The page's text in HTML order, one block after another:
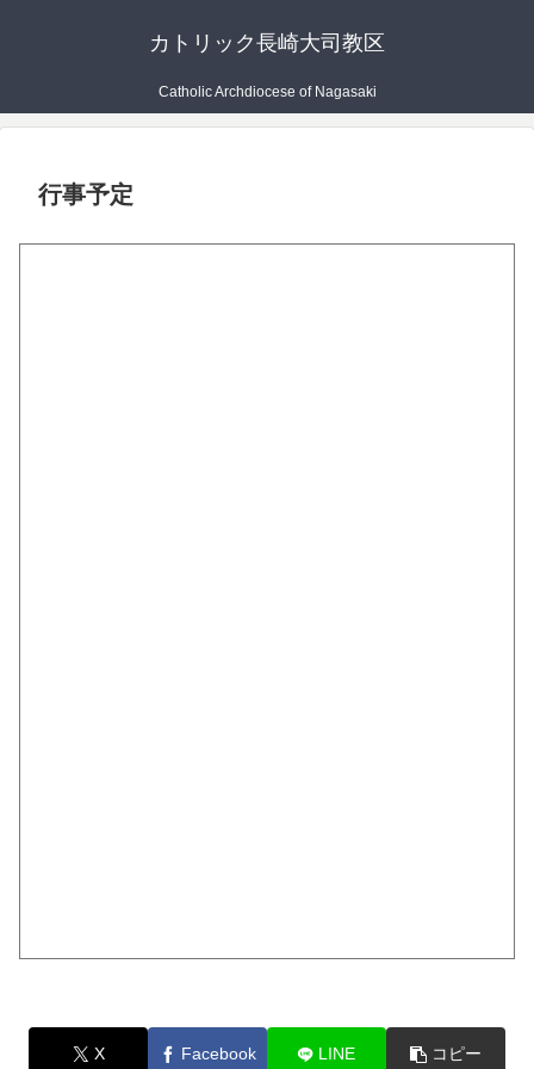
カトリック長崎大司教区
Catholic Archdiocese of Nagasaki
行事予定
X Facebook LINE コピー